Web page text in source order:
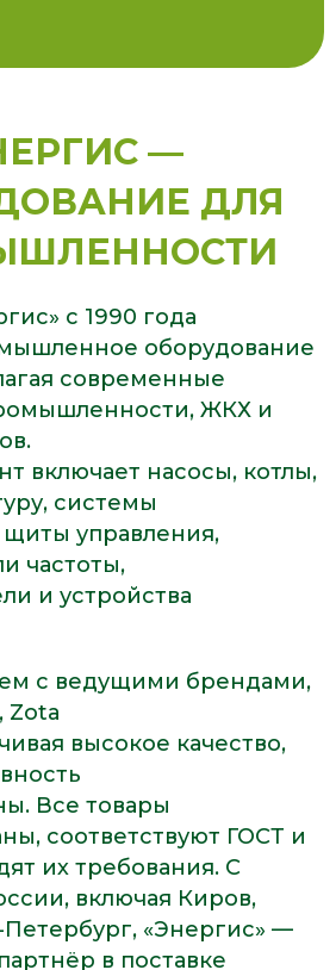
—
ДЛЯ
с 1990 года
оборудование
современные
ЖКХ и
включает насосы, котлы,
системы
щиты управления,
частоты,
и устройства
с ведущими брендами,
Zota
высокое качество,
Все товары
соответствуют ГОСТ и
их требования. С
включая Киров,
«Энергис» —
в поставке